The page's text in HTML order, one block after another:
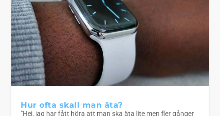
Hur ofta skall man äta?
"Hej, jag har fått höra att man ska äta lite men fler gånger